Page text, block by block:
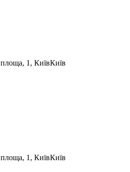
1, КиївКиїв
1, КиївКиїв